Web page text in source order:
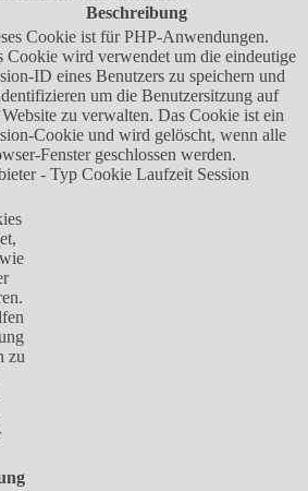
Beschreibung
Cookie ist für PHP-Anwendungen.
Cookie wird verwendet um die eindeutige
ID eines Benutzers zu speichern und
um die Benutzersitzung auf
zu verwalten. Das Cookie ist ein
Cookie und wird gelöscht, wenn alle
Fenster geschlossen werden.
- Typ Cookie Laufzeit Session
zu